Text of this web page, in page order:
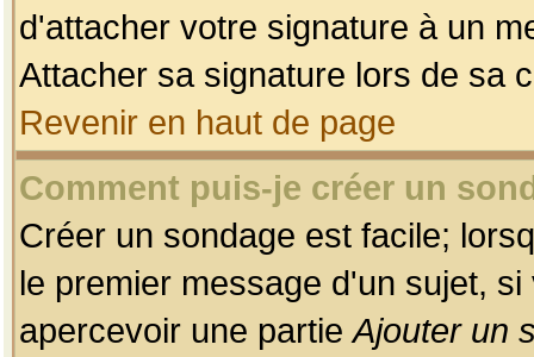
d'attacher votre signature à un
Attacher sa signature lors de sa
Revenir en haut de page
Comment puis-je créer un
Créer un sondage est facile;
le premier message d'un sujet,
apercevoir une partieAjouter un